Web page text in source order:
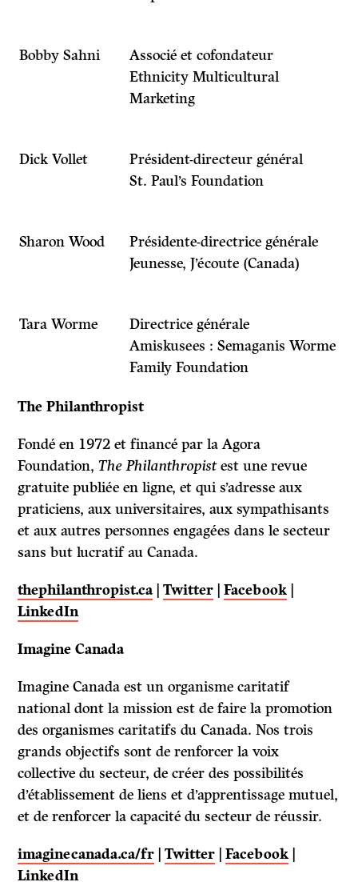
Bobby Sahni
Associé et cofondateur
Ethnicity Multicultural
Marketing
Dick Vollet
Président-directeur général
St. Paul’s Foundation
Sharon Wood
Présidente-directrice générale
Jeunesse, J’écoute (Canada)
Tara Worme
Directrice générale
Amiskusees : Semaganis Worme
Family Foundation
The Philanthropist
Fondé en 1972 et financé par la Agora
Foundation,The Philanthropistest une revue
gratuite publiée en ligne, et qui s’adresse aux
praticiens, aux universitaires, aux sympathisants
et aux autres personnes engagées dans le secteur
sans but lucratif au Canada.
thephilanthropist.ca|Twitter |Facebook
LinkedIn
Imagine Canada
Imagine Canada est un organisme caritatif
national dont la mission est de faire la promotion
des organismes caritatifs du Canada. Nos trois
grands objectifs sont de renforcer la voix
collective du secteur, de créer des possibilités
d’établissement de liens et d’apprentissage mutuel,
et de renforcer la capacité du secteur de réussir.
imaginecanada.ca/fr |Twitter |Facebook
LinkedIn